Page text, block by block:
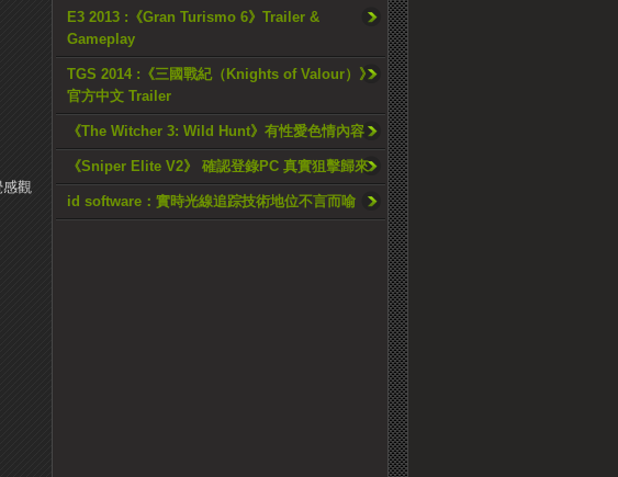
E3 2013 :《Gran Turismo 6》Trailer &
Gameplay
TGS 2014 :《三國戰紀（Knights of Valour）》
官方中文 Trailer
《The Witcher 3: Wild Hunt》有性愛色情內容
《Sniper Elite V2》 確認登錄PC 真實狙擊歸來
id software：實時光線追踪技術地位不言而喻
感觀